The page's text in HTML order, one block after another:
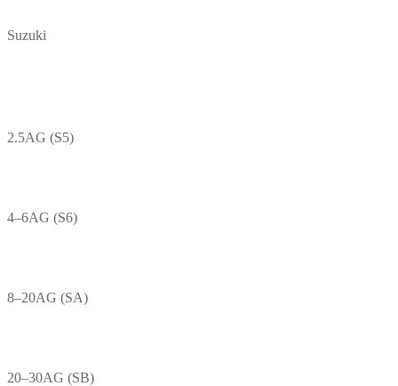
Suzuki
2.5AG (S5)
4–6AG (S6)
8–20AG (SA)
20–30AG (SB)